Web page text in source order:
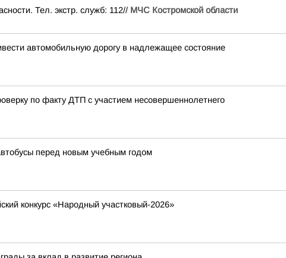
Тел. экстр. служб: 112// МЧС Костромской области
автомобильную дорогу в надлежащее состояние
по факту ДТП с участием несовершеннолетнего
перед новым учебным годом
конкурс «Народный участковый-2026»